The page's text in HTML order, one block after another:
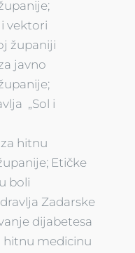
vektori
županiji
javno
„Sol i
za hitnu
Etičke
boli
Zadarske
dijabetesa
hitnu medicinu